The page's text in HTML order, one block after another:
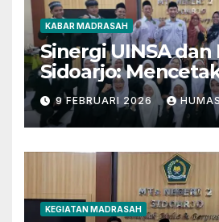
KABAR MADRASAH
Sinergi UINSA dan
Sidoarjo:
Berkarakter
Tantangan Zaman
9 FEBRUARI 2026
KEGIATAN MADRASAH